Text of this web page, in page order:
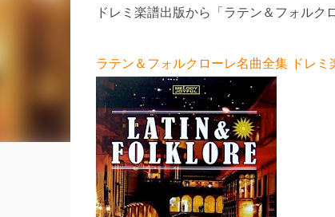
ドレミ楽譜出版から「ラテン＆フォルク
ラテン＆フォルクローレ名曲全集 ドレミ